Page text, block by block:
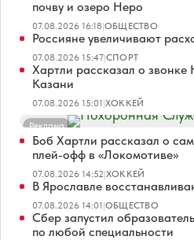
почву и озеро Неро
07.08.2026 16:18|ОБЩЕСТВО
Россияне увеличивают
07.08.2026 15:47|СПОРТ
Хартли рассказал о
Казани
07.08.2026 15:01|ХОККЕЙ
Реклама
Боб Хартли рассказал о
плей-офф в «Локомотиве»
07.08.2026 14:52|ХОККЕЙ
В Ярославле
07.08.2026 14:01|ОБЩЕСТВО
Сбер запустил
по любой специальности